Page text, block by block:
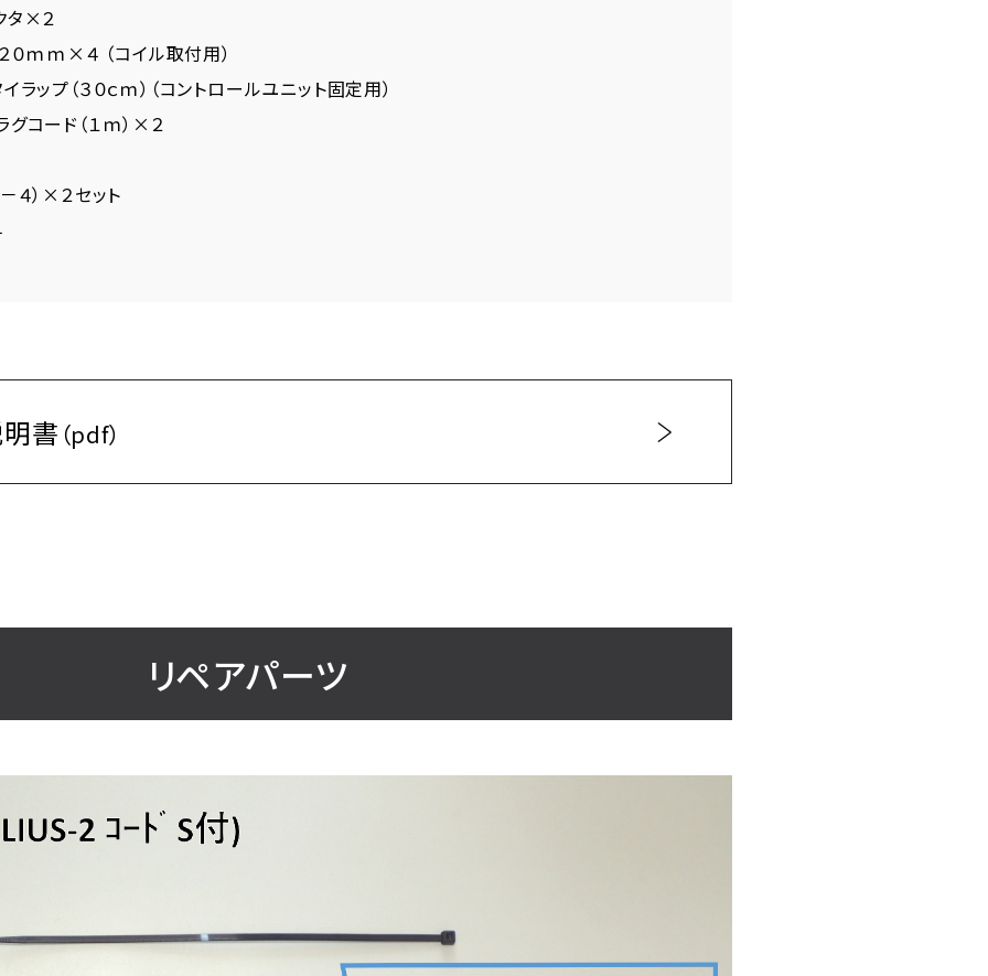
タ×２
０ｍｍ×４ （コイル取付用）
ラップ（３０ｃｍ）（コントロールユニット固定用）
コード（１ｍ）×２
４）×２セット
書 （pdf）
リペアパーツ